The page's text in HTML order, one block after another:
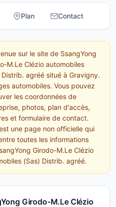
Plan Contact
sur le site de SsangYong
M.Le Clézio automobiles
Distrib. agréé situé à Gravigny.
automobiles. Vous pouvez
les coordonnées de
photos, plan d'accès,
et formulaire de contact.
une page non officielle qui
toutes les informations
Girodo-M.Le Clézio
(Sas) Distrib. agréé.
Girodo-M.Le Clézio